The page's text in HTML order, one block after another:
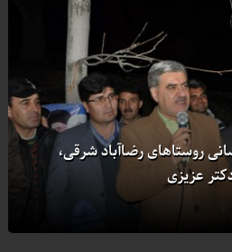
روستاهای رضاآباد شرقی،
عزیزی